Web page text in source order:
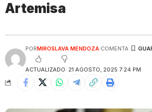
Artemisa
ACTUALIZADO: 21 AGOSTO, 2025 7:24 PM
PORMIROSLAVA MENDOZA COMENTA